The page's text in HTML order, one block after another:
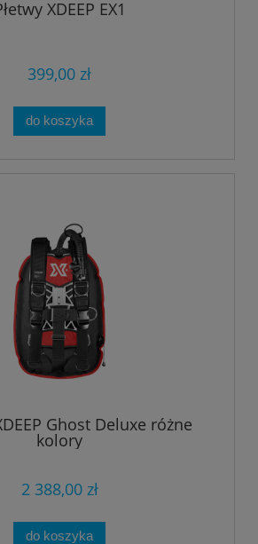
XDEEP EX1
399,00 zł
do koszyka
Ghost Deluxe różne
kolory
2 388,00 zł
do koszyka